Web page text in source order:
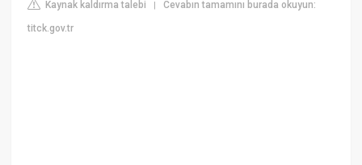
Kaynak kaldırma talebi |Cevabın tamamını burada okuyun:
titck.gov.tr